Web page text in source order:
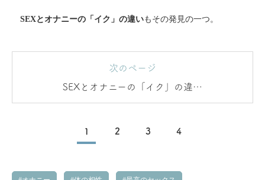
SEXとオナニーの「イク」の違いもその発見の一つ。
次のページ
SEXとオナニーの「イク」の違い
とは？
1 2 3 4